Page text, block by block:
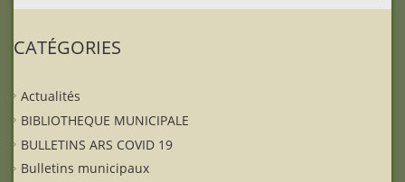
CATÉGORIES
Actualités
BIBLIOTHEQUE MUNICIPALE
BULLETINS ARS COVID 19
Bulletins municipaux